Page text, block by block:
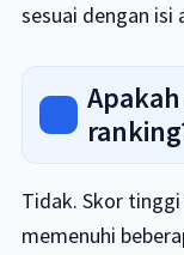
sesuai dengan isi
Tidak. Skor
memenuhi